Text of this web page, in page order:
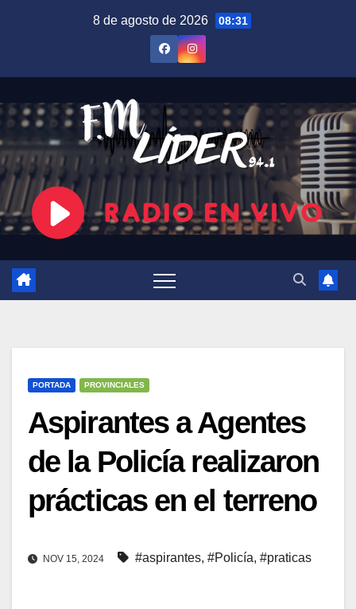
8 de agosto de 2026 08:31
PORTADA PROVINCIALES
Aspirantes a Agentes
de la Policía realizaron
prácticas en el terreno
NOV 15, 2024 #aspirantes, #Policía, #praticas